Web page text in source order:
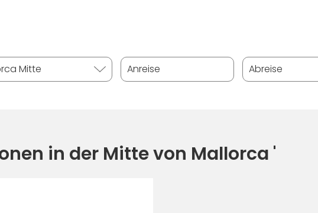
in der Mitte von Mallorca '